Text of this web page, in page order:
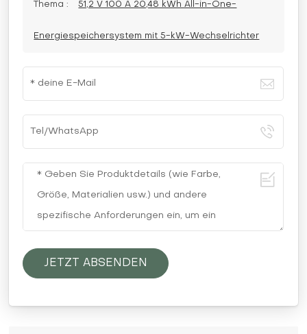
Thema : 51,2 V 100 A 20,48 kWh All-in-One-
Energiespeichersystem mit 5-kW-Wechselrichter
JETZT ABSENDEN